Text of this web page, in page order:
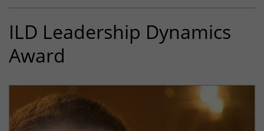
ILD Leadership Dynamics
Award